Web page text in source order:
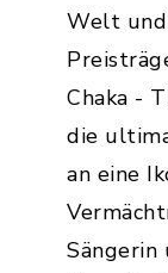
Welt und
Chaka -
die
an eine
Sängerin